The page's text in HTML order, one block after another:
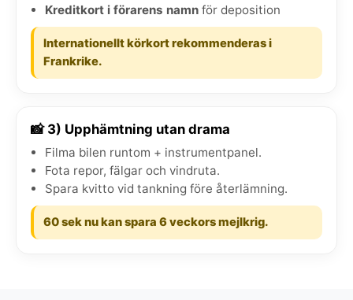
Kreditkort i förarens namn för deposition
Internationellt körkort rekommenderas i
Frankrike.
📸 3) Upphämtning utan drama
Filma bilen runtom + instrumentpanel.
Fota repor, fälgar och vindruta.
Spara kvitto vid tankning före återlämning.
60 sek nu kan spara 6 veckors mejlkrig.